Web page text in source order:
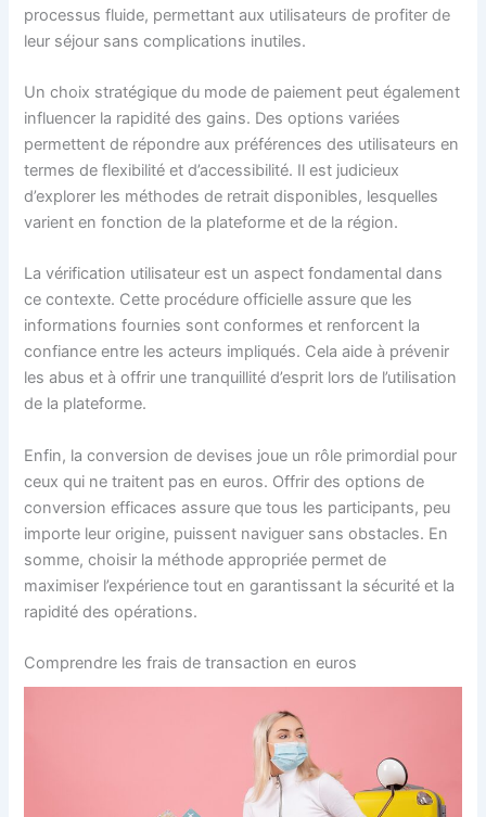
processus fluide, permettant aux utilisateurs de profiter de
leur séjour sans complications inutiles.
Un choix stratégique du mode de paiement peut également
influencer la rapidité des gains. Des options variées
permettent de répondre aux préférences des utilisateurs en
termes de flexibilité et d’accessibilité. Il est judicieux
d’explorer les méthodes de retrait disponibles, lesquelles
varient en fonction de la plateforme et de la région.
La vérification utilisateur est un aspect fondamental dans
ce contexte. Cette procédure officielle assure que les
informations fournies sont conformes et renforcent la
confiance entre les acteurs impliqués. Cela aide à prévenir
les abus et à offrir une tranquillité d’esprit lors de l’utilisation
de la plateforme.
Enfin, la conversion de devises joue un rôle primordial pour
ceux qui ne traitent pas en euros. Offrir des options de
conversion efficaces assure que tous les participants, peu
importe leur origine, puissent naviguer sans obstacles. En
somme, choisir la méthode appropriée permet de
maximiser l’expérience tout en garantissant la sécurité et la
rapidité des opérations.
Comprendre les frais de transaction en euros